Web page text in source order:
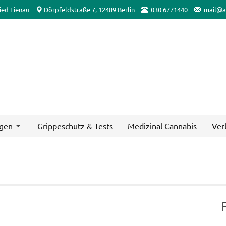
Lienau Dörpfeldstraße 7, 12489 Berlin 030 6771440
Grippeschutz & Tests Medizinal Cannabis